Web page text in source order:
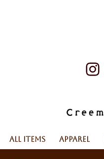
All Items Apparel